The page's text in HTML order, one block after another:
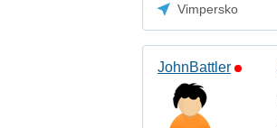
Vimpersko
JohnBattler